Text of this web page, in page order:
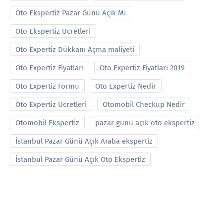
Oto Ekspertiz Pazar Günü Açık Mı
Oto Ekspertiz Ucretleri
Oto Expertiz Dükkanı Açma maliyeti
Oto Expertiz Fiyatları Oto Expertiz Fiyatları 2019
Oto Expertiz Formu Oto Expertiz Nedir
Oto Expertiz Ucretleri Otomobil Checkup Nedir
Otomobil Ekspertiz pazar günü açık oto ekspertiz
İstanbul Pazar Günü Açık Araba ekspertiz
İstanbul Pazar Günü Açık Oto Ekspertiz